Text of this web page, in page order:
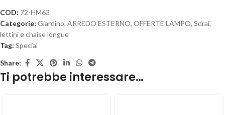
COD: 72-HM63
Categorie: Giardino, ARREDO ESTERNO, OFFERTE LAMPO, Sdrai,
lettini e chaise longue
Tag: Special
Share:
Ti potrebbe interessare…